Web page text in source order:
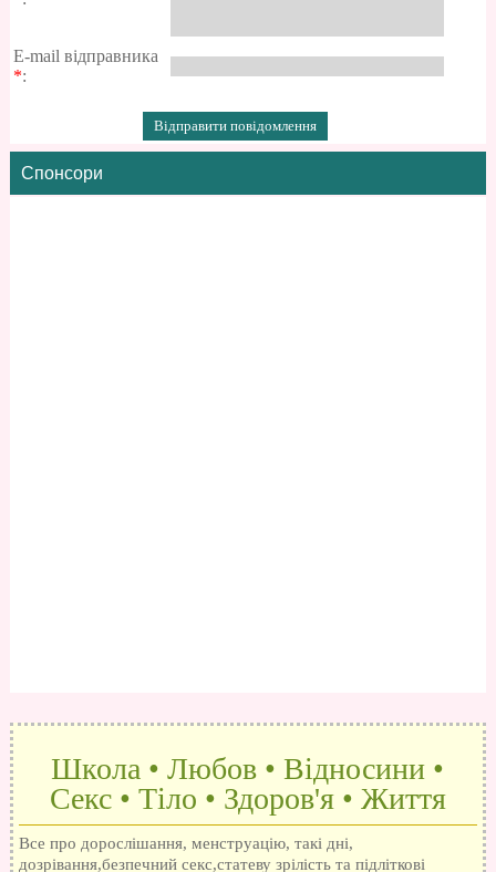
E-mail відправника
*:
Спонсори
Школа • Любов • Відносини •
Секс • Тіло • Здоров'я • Життя
Все про дорослішання, менструацію, такі дні,
дозрівання,безпечний секс,статеву зрілість та підліткові